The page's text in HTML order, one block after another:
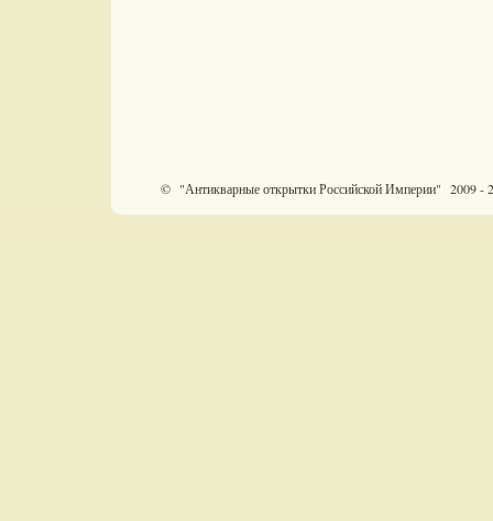
© "Антикварные открытки Российской Империи" 2009 -